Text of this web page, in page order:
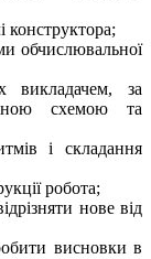
конструктора;
обчислювальної
викладачем, за
схемою та
і складання
робота;
нове від
висновки в